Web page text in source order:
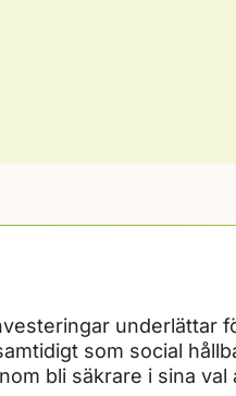
underlättar
som social
bli säkrare i sina val